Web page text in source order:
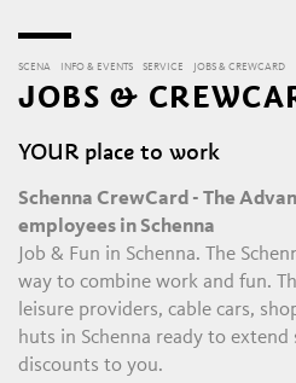
SCENA INFO & EVENTS SERVICE JOBS & CREWCARD
JOBS &
YOUR place to work
Schenna CrewCard - The
employees in Schenna
Job & Fun in Schenna. The
way to combine work and fun.
leisure providers, cable cars,
huts in Schenna ready to extend
discounts to you.